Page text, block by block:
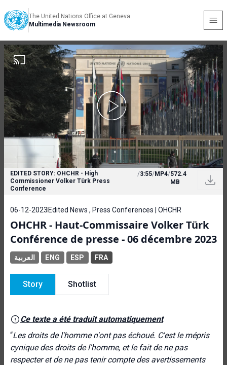
The United Nations Office at Geneva
Multimedia Newsroom
EDITED STORY: OHCHR - High
Commissioner Volker Türk Press
Conference
/3:55/MP4/572.4
MB
06-12-2023 Edited News , Press Conferences | OHCHR
OHCHR - Haut-Commissaire Volker Türk
Conférence de presse - 06 décembre 2023
العربية ENG ESP FRA
Story Shotlist
Ce texte a été traduit automatiquement
“Les droits de l'homme n'ont pas échoué. C'est le mépris
cynique des droits de l'homme, et le fait de ne pas
respecter et de ne pas tenir compte des avertissements